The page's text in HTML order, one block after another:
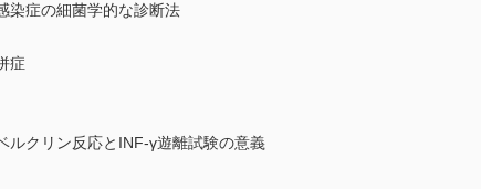
染症の細菌学的な診断法
症
ルクリン反応とINF-γ遊離試験の意義